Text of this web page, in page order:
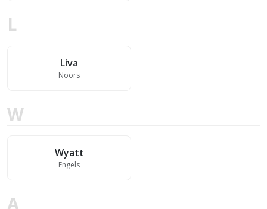
L
Liva
Noors
W
Wyatt
Engels
A